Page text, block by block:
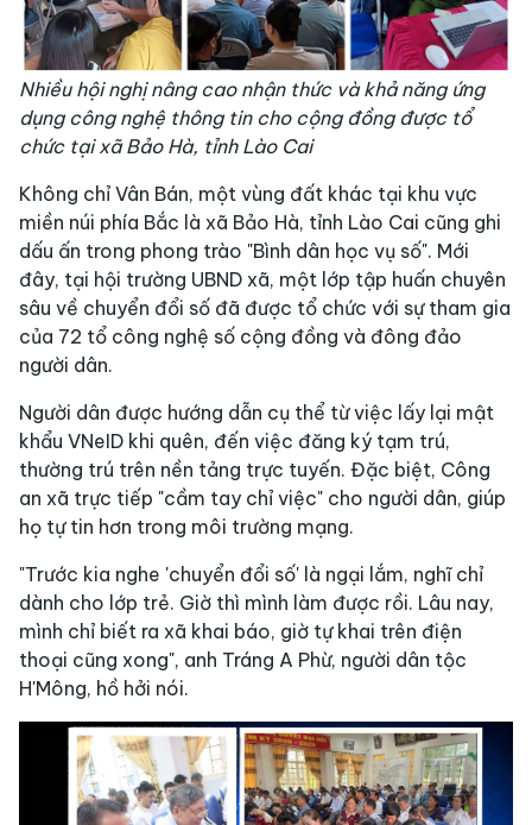
Nhiều hội nghị nâng cao nhận thức và khả năng ứng
dụng công nghệ thông tin cho cộng đồng được tổ
chức tại xã Bảo Hà, tỉnh Lào Cai
Không chỉ Vân Bán, một vùng đất khác tại khu vực
miền núi phía Bắc là xã Bảo Hà, tỉnh Lào Cai cũng ghi
dấu ấn trong phong trào "Bình dân học vụ số". Mới
đây, tại hội trường UBND xã, một lớp tập huấn chuyên
sâu về chuyển đổi số đã được tổ chức với sự tham gia
của 72 tổ công nghệ số cộng đồng và đông đảo
người dân.
Người dân được hướng dẫn cụ thể từ việc lấy lại mật
khẩu VNeID khi quên, đến việc đăng ký tạm trú,
thường trú trên nền tảng trực tuyến. Đặc biệt, Công
an xã trực tiếp "cầm tay chỉ việc" cho người dân, giúp
họ tự tin hơn trong môi trường mạng.
"Trước kia nghe 'chuyển đổi số' là ngại lắm, nghĩ chỉ
dành cho lớp trẻ. Giờ thì mình làm được rồi. Lâu nay,
mình chỉ biết ra xã khai báo, giờ tự khai trên điện
thoại cũng xong", anh Tráng A Phừ, người dân tộc
H'Mông, hồ hởi nói.